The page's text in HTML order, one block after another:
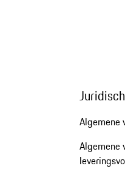
Algemene
Algemene